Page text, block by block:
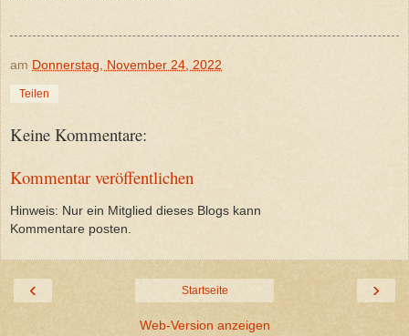
am Donnerstag, November 24, 2022
Teilen
Keine Kommentare:
Kommentar veröffentlichen
Hinweis: Nur ein Mitglied dieses Blogs kann
Kommentare posten.
‹ ›
Startseite
Web-Version anzeigen